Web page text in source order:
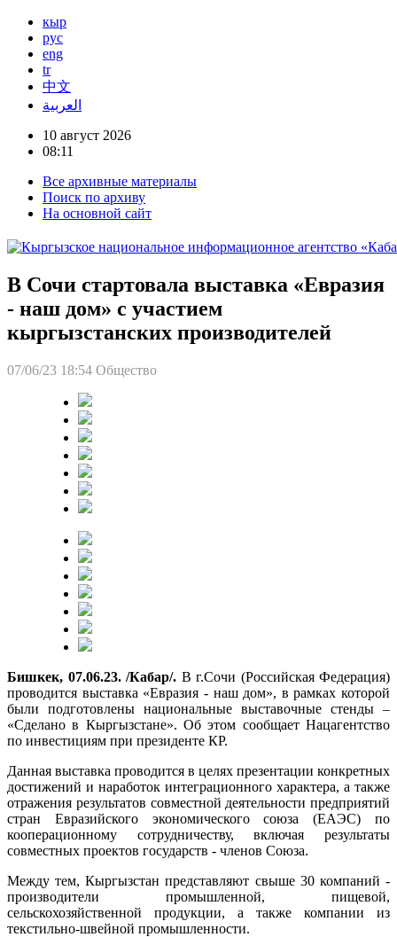
кыр
рус
eng
tr
中文
العربية
10 август 2026
08:11
Все архивные материалы
Поиск по архиву
На основной сайт
В Сочи стартовала выставка «Евразия
- наш дом» с участием
кыргызстанских производителей
07/06/23 18:54 Общество
Бишкек, 07.06.23. /Кабар/. В г.Сочи (Российская Федерация)
проводится выставка «Евразия - наш дом», в рамках которой
были подготовлены национальные выставочные стенды –
«Сделано в Кыргызстане». Об этом сообщает Нацагентство
по инвестициям при президенте КР.
Данная выставка проводится в целях презентации конкретных
достижений и наработок интеграционного характера, а также
отражения результатов совместной деятельности предприятий
стран Евразийского экономического союза (ЕАЭС) по
кооперационному сотрудничеству, включая результаты
совместных проектов государств - членов Союза.
Между тем, Кыргызстан представляют свыше 30 компаний -
производители промышленной, пищевой,
сельскохозяйственной продукции, а также компании из
текстильно-швейной промышленности.